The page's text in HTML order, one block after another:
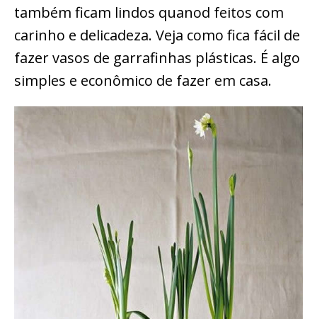
também ficam lindos quanod feitos com
carinho e delicadeza. Veja como fica fácil de
fazer vasos de garrafinhas plásticas. É algo
simples e econômico de fazer em casa.